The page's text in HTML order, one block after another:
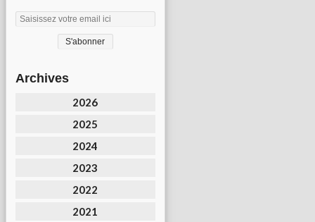
Archives
2026
2025
2024
2023
2022
2021